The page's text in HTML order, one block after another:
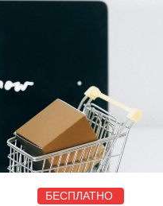
БЕСПЛАТНО